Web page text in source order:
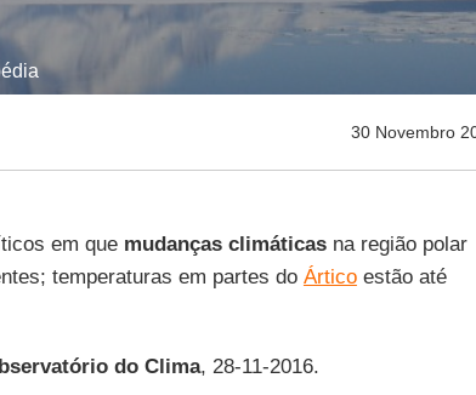
30 Novembro
em que mudanças climáticasna região polar
temperaturas em partes do Árticoestão até
do Clima, 28-11-2016.